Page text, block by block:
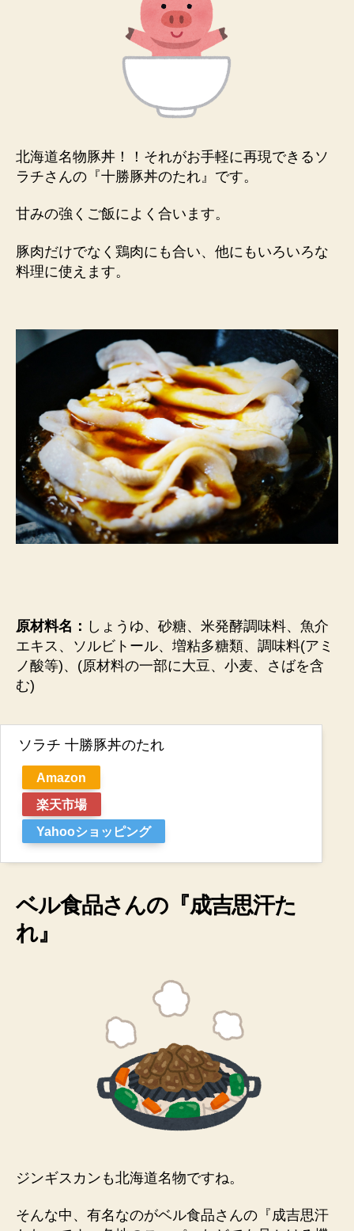
北海道名物豚丼！！それがお手軽に再現できる ソ
ラチさんの『十勝豚丼のたれ』 です。
甘みの強くご飯によく合います。
豚肉だけでなく鶏肉にも合い、他にもいろいろな
料理に使えます。
原材料名： しょうゆ、砂糖、米発酵調味料、魚介
エキス、ソルビトール、増粘多糖類、調味料(アミ
ノ酸等)、(原材料の一部に大豆、小麦、さばを含
む)
ソラチ 十勝豚丼のたれ
Amazon
楽天市場
Yahooショッピング
ベル食品さんの『成吉思汗た
れ』
ジンギスカンも北海道名物ですね。
そんな中、有名なのがベル食品さんの『成吉思汗